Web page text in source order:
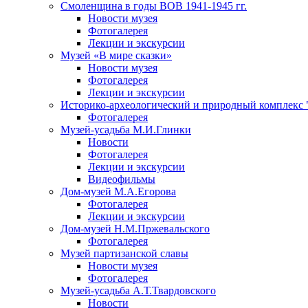
Смоленщина в годы ВОВ 1941-1945 гг.
Новости музея
Фотогалерея
Лекции и экскурсии
Музей «В мире сказки»
Новости музея
Фотогалерея
Лекции и экскурсии
Историко-археологический и природный комплекс
Фотогалерея
Музей-усадьба М.И.Глинки
Новости
Фотогалерея
Лекции и экскурсии
Видеофильмы
Дом-музей М.А.Егорова
Фотогалерея
Лекции и экскурсии
Дом-музей Н.М.Пржевальского
Фотогалерея
Музей партизанской славы
Новости музея
Фотогалерея
Музей-усадьба А.Т.Твардовского
Новости